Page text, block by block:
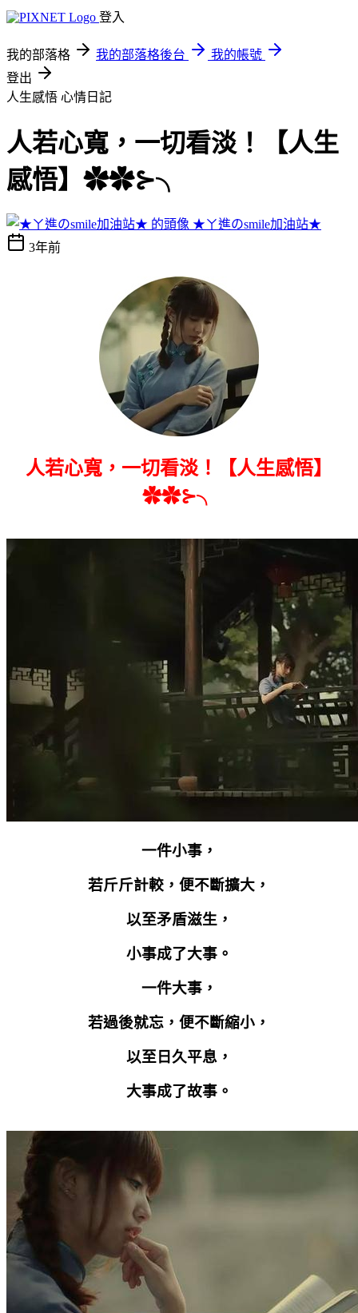
登入
我的部落格 我的部落格後台
我的帳號
登出
人生感悟 心情日記
人若心寬，一切看淡！【人生
感悟】✿✿⊱╮
★ㄚ進のsmile加油站★
3年前
人若心寬，一切看淡！【人生感悟】
✿✿⊱╮
一件小事，
若斤斤計較，便不斷擴大，
以至矛盾滋生，
小事成了大事。
一件大事，
若過後就忘，便不斷縮小，
以至日久平息，
大事成了故事。